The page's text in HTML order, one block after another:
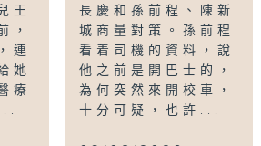
王
，
連
她
療
長慶和孫前程、陳新
城商量對策。孫前程
看着司機的資料，說
他之前是開巴士的，
為何突然來開校車，
十分可疑，也許...